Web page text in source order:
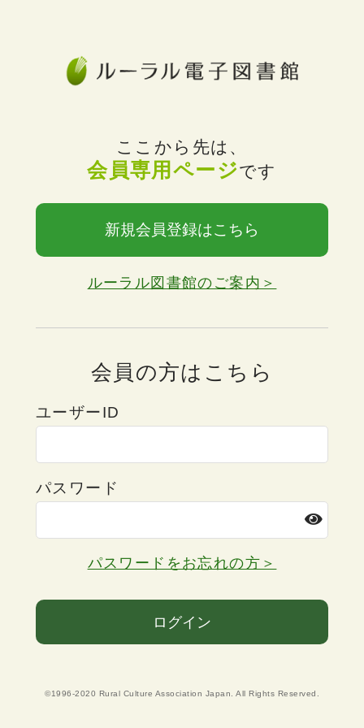
ここから先は、
会員専用ページです
新規会員登録はこちら
ルーラル図書館のご案内＞
会員の方はこちら
ユーザーID
パスワード
パスワードをお忘れの方＞
ログイン
©1996-2020 Rural Culture Association Japan. All Rights Reserved.